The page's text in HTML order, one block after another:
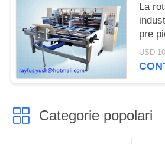
La
pre
Categorie popolari